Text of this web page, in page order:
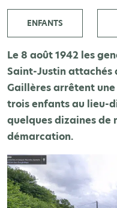
ENFANTS
Le 8 août 1942 les
Saint-Justin attachés
Gaillères arrêtent
trois enfants au lieu-
quelques dizaines de
démarcation.